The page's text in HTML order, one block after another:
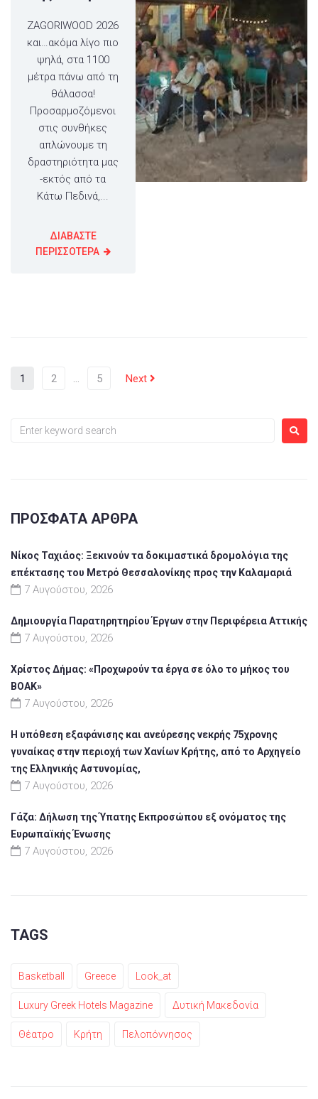
ZAGORIWOOD 2026
και…ακόμα λίγο πιο
ψηλά, στα 1100
μέτρα πάνω από τη
θάλασσα!
Προσαρμοζόμενοι
στις συνθήκες
απλώνουμε τη
δραστηριότητα μας
-εκτός από τα
Κάτω Πεδινά,...
ΔΙΑΒΑΣΤΕ
ΠΕΡΙΣΣΟΤΕΡΑ
1 2 … 5 Next
ΠΡΌΣΦΑΤΑ ΆΡΘΡΑ
Νίκος Ταχιάος: Ξεκινούν τα δοκιμαστικά δρομολόγια της
επέκτασης του Μετρό Θεσσαλονίκης προς την Καλαμαριά
7 Αυγούστου, 2026
Δημιουργία Παρατηρητηρίου Έργων στην Περιφέρεια Αττικής
7 Αυγούστου, 2026
Χρίστος Δήμας: «Προχωρούν τα έργα σε όλο το μήκος του
ΒΟΑΚ»
7 Αυγούστου, 2026
Η υπόθεση εξαφάνισης και ανεύρεσης νεκρής 75χρονης
γυναίκας στην περιοχή των Χανίων Κρήτης, από το Αρχηγείο
της Ελληνικής Αστυνομίας,
7 Αυγούστου, 2026
Γάζα: Δήλωση της Ύπατης Εκπροσώπου εξ ονόματος της
Ευρωπαϊκής Ένωσης
7 Αυγούστου, 2026
TAGS
Basketball Greece Look_at
Luxury Greek Hotels Magazine Δυτική Μακεδονία
Θέατρο Κρήτη Πελοπόννησος